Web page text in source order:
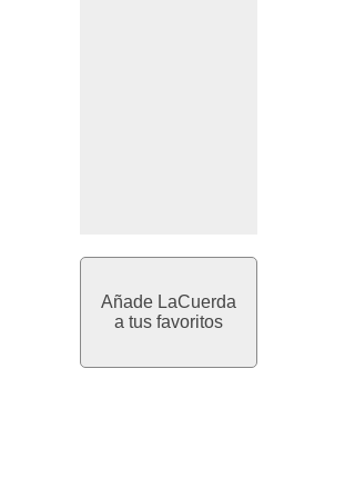
Añade LaCuerda
a tus favoritos